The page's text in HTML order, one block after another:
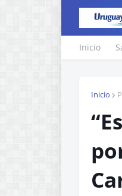
Inicio
Inicio